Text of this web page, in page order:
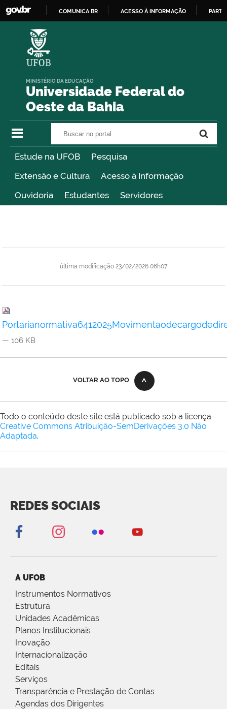
COMUNICA BR ACESSO À INFORMAÇÃO
Universidade Federal do
Oeste da Bahia
MINISTÉRIO DA EDUCAÇÃO
Estude na UFOB
Pesquisa
Extensão e Cultura
Acesso à Informação
Ouvidoria
Estudantes Servidores
última modificação 23/02/2026 08h07
— 106 KB
VOLTAR AO TOPO
Todo o conteúdo deste site está publicado sob a licença
Creative Commons Atribuição-SemDerivações 3.0 Não
Adaptada.
REDES SOCIAIS
A UFOB
Instrumentos Normativos
Estrutura
Unidades Acadêmicas
Planos Institucionais
Inovação
Internacionalização
Editais
Serviços
Transparência e Prestação de Contas
Agendas dos Dirigentes